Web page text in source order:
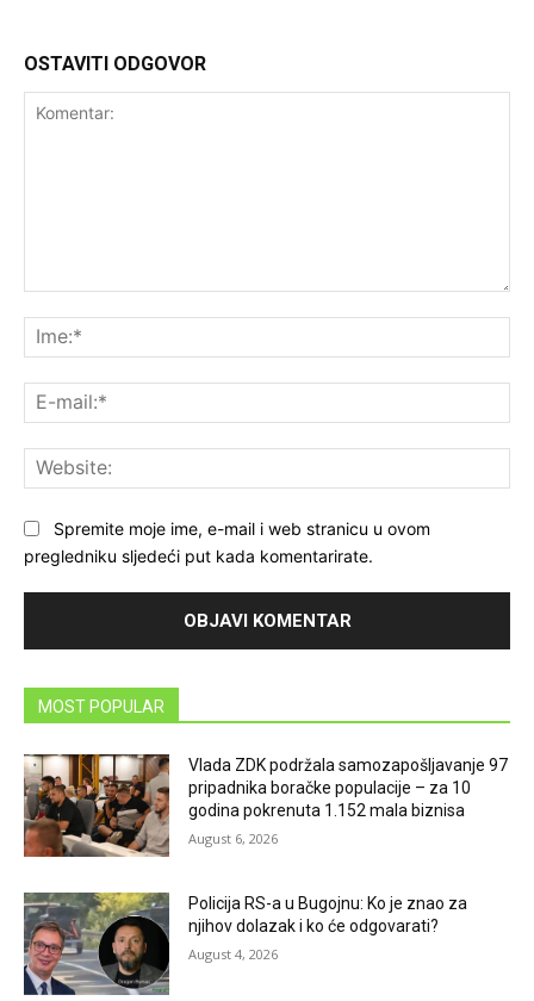
OSTAVITI ODGOVOR
Spremite moje ime, e-mail i web stranicu u ovom
pregledniku sljedeći put kada komentarirate.
MOST POPULAR
Vlada ZDK podržala samozapošljavanje 97
pripadnika boračke populacije – za 10
godina pokrenuta 1.152 mala biznisa
August 6, 2026
Policija RS-a u Bugojnu: Ko je znao za
njihov dolazak i ko će odgovarati?
August 4, 2026